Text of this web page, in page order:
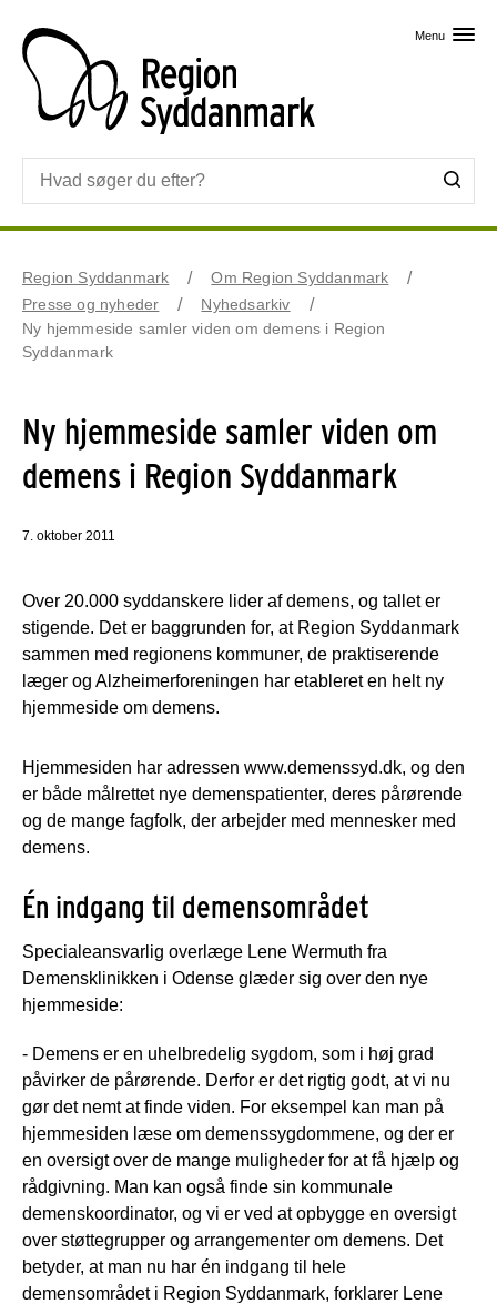
Menu
Region Syddanmark
Om Region Syddanmark
Presse og nyheder
Nyhedsarkiv
Ny hjemmeside samler viden om demens i Region
Syddanmark
Ny hjemmeside samler viden om
demens i Region Syddanmark
7. oktober 2011
Over 20.000 syddanskere lider af demens, og tallet er
stigende. Det er baggrunden for, at Region Syddanmark
sammen med regionens kommuner, de praktiserende
læger og Alzheimerforeningen har etableret en helt ny
hjemmeside om demens.
Hjemmesiden har adressen www.demenssyd.dk, og den
er både målrettet nye demenspatienter, deres pårørende
og de mange fagfolk, der arbejder med mennesker med
demens.
Én indgang til demensområdet
Specialeansvarlig overlæge Lene Wermuth fra
Demensklinikken i Odense glæder sig over den nye
hjemmeside:
- Demens er en uhelbredelig sygdom, som i høj grad
påvirker de pårørende. Derfor er det rigtig godt, at vi nu
gør det nemt at finde viden. For eksempel kan man på
hjemmesiden læse om demenssygdommene, og der er
en oversigt over de mange muligheder for at få hjælp og
rådgivning. Man kan også finde sin kommunale
demenskoordinator, og vi er ved at opbygge en oversigt
over støttegrupper og arrangementer om demens. Det
betyder, at man nu har én indgang til hele
demensområdet i Region Syddanmark, forklarer Lene